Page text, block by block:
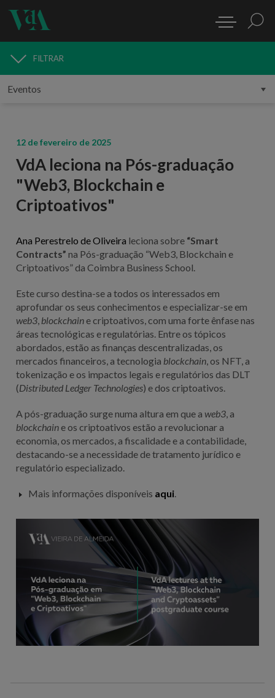
MEDIA
FILTRAR
12 de fevereiro de 2025
VdA leciona na Pós-graduação
"Web3, Blockchain e
Criptoativos"
Ana Perestrelo de Oliveira leciona sobre “Smart
Contracts” na Pós-graduação “Web3, Blockchain e
Criptoativos” da Coimbra Business School.
Este curso destina-se a todos os interessados em
aprofundar os seus conhecimentos e especializar-se em
web3, blockchaine criptoativos, com uma forte ênfase nas
áreas tecnológicas e regulatórias. Entre os tópicos
abordados, estão as finanças descentralizadas, os
mercados financeiros, a tecnologia blockchain, os NFT, a
tokenização e os impactos legais e regulatórios das DLT
(Distributed Ledger Technologies) e dos criptoativos.
A pós-graduação surge numa altura em que a web3, a
blockchaine os criptoativos estão a revolucionar a
economia, os mercados, a fiscalidade e a contabilidade,
destacando-se a necessidade de tratamento jurídico e
regulatório especializado.
Mais informações disponíveis aqui.